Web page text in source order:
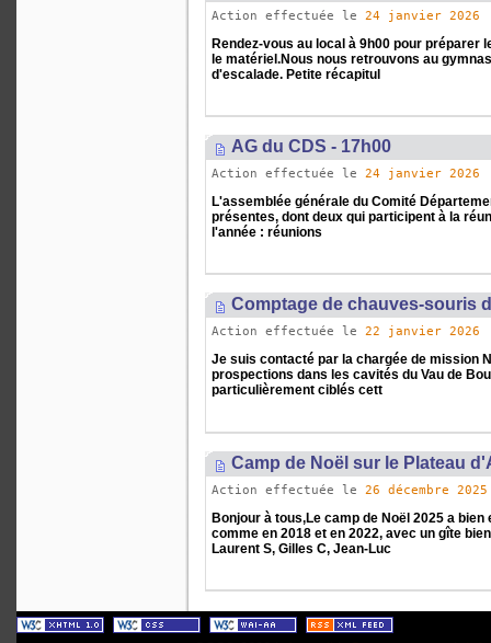
Action effectuée le 24 janvier 2026
Rendez-vous au local à 9h00 pour préparer
le matériel.Nous nous retrouvons au
d'escalade. Petite récapitul
AG du CDS - 17h00
Action effectuée le 24 janvier 2026
L'assemblée générale du Comité
présentes, dont deux qui participent à la
l'année : réunions
Comptage de chauves-souris
Action effectuée le 22 janvier 2026
Je suis contacté par la chargée de mission
prospections dans les cavités du Vau de
particulièrement ciblés cett
Camp de Noël sur le Plateau
Action effectuée le 26 décembre 2025
Bonjour à tous,Le camp de Noël 2025 a
comme en 2018 et en 2022, avec un gîte
Laurent S, Gilles C, Jean-Luc